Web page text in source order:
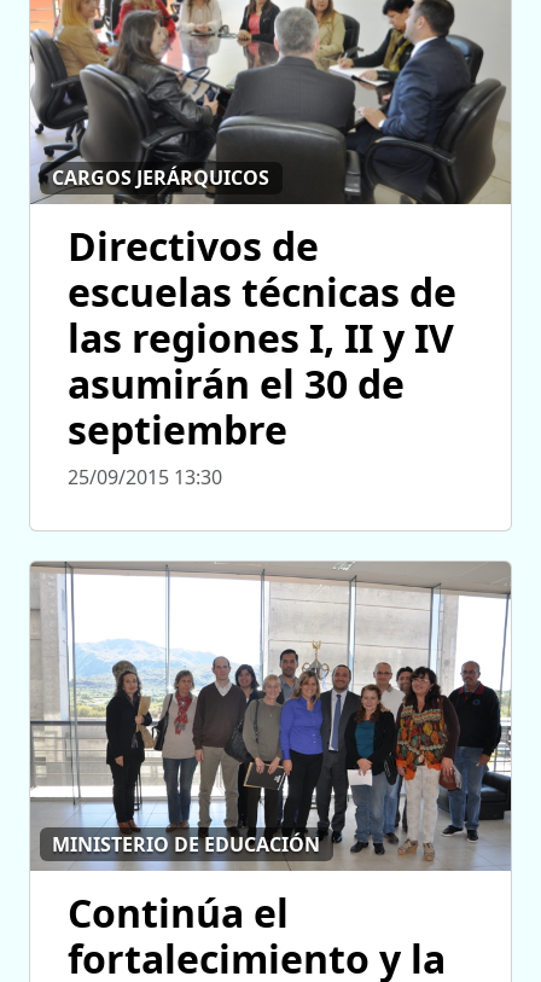
CARGOS JERÁRQUICOS
Directivos de
escuelas técnicas de
las regiones I, II y IV
asumirán el 30 de
septiembre
25/09/2015 13:30
MINISTERIO DE EDUCACIÓN
Continúa el
fortalecimiento y la